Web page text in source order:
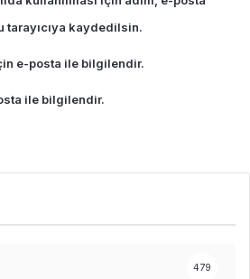
tarayıcıya kaydedilsin.
e-posta ile bilgilendir.
ile bilgilendir.
479